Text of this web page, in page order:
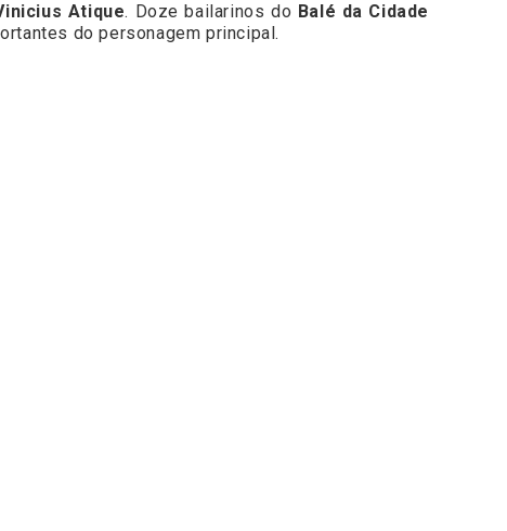
Atique. Doze bailarinos do Balé da Cidade
do personagem principal.